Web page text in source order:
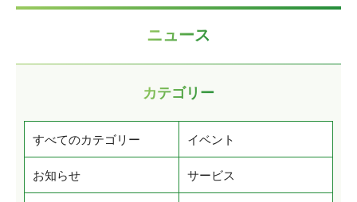
ニュース
カテゴリー
すべてのカテゴリー イベント
お知らせ サービス